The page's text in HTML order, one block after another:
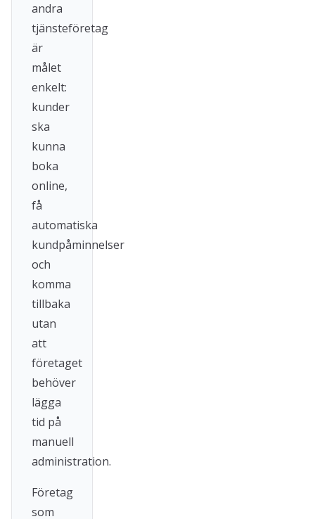
andra
tjänsteföretag
är
målet
enkelt:
kunder
ska
kunna
boka
online,
få
automatiska
kundpåminnelser
och
komma
tillbaka
utan
att
företaget
behöver
lägga
tid på
manuell
administration.
Företag
som